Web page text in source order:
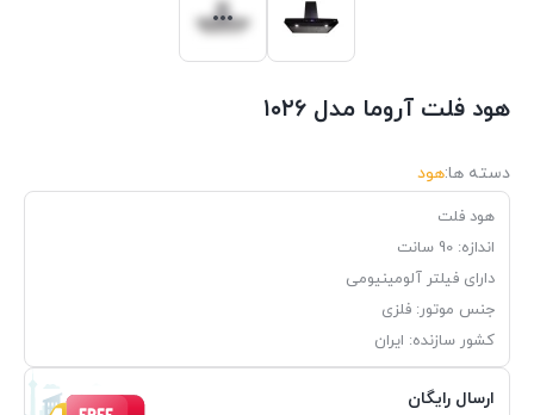
هود فلت آروما مدل ۱۰۲۶
دسته ها:هود
هود فلت
اندازه: 90 سانت
دارای فیلتر آلومینیومی
جنس موتور: فلزی
کشور سازنده: ایران
ارسال رایگان